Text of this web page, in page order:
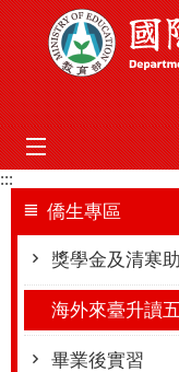
跳到主要內容區塊
mobile_menu
:::
僑生專區
獎學金及清寒
海外來臺升讀
畢業後實習